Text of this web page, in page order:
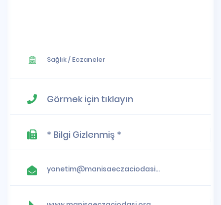
Sağlık/ Eczaneler
Görmek için tıklayın
* Bilgi Gizlenmiş *
yonetim@manisaeczaciodasi.org.tr